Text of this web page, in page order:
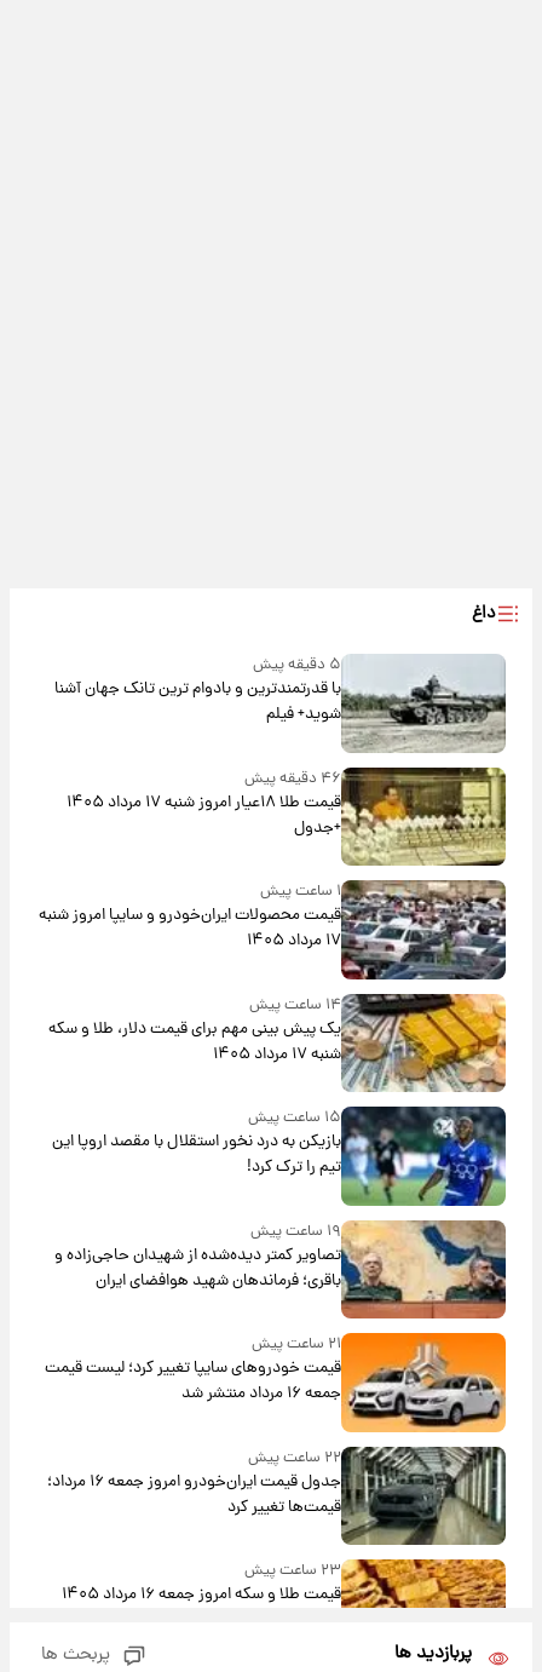
داغ
۵ دقیقه پیش
با قدرتمندترین و بادوام ترین تانک جهان آشنا
شوید+ فیلم
۴۶ دقیقه پیش
قیمت طلا ۱۸عیار امروز شنبه ۱۷ مرداد ۱۴۰۵
+جدول
۱ ساعت پیش
قیمت محصولات ایران‌خودرو و سایپا امروز شنبه
۱۷ مرداد ۱۴۰۵
۱۴ ساعت پیش
یک پیش ‌بینی مهم برای قیمت دلار، طلا و سکه
شنبه ۱۷ مرداد ۱۴۰۵
۱۵ ساعت پیش
بازیکن به درد نخور استقلال با مقصد اروپا این
تیم را ترک کرد!
۱۹ ساعت پیش
تصاویر کمتر دیده‌شده از شهیدان حاجی‌زاده و
باقری؛ فرماندهان شهید هوافضای ایران
۲۱ ساعت پیش
قیمت خودروهای سایپا تغییر کرد؛ لیست قیمت
جمعه ۱۶ مرداد منتشر شد
۲۲ ساعت پیش
جدول قیمت ایران‌خودرو امروز جمعه ۱۶ مرداد؛
قیمت‌ها تغییر کرد
۲۳ ساعت پیش
قیمت طلا و سکه امروز جمعه ۱۶ مرداد ۱۴۰۵
پربازدید ها پربحث ها